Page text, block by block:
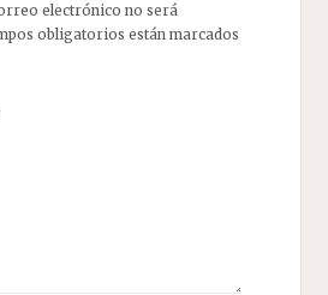
electrónico no será
obligatorios están marcados